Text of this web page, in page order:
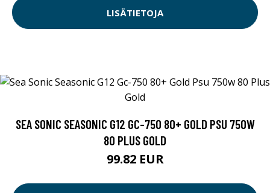
LISÄTIETOJA
SEA SONIC SEASONIC G12 GC-750 80+ GOLD PSU 750W
80 PLUS GOLD
99.82 EUR